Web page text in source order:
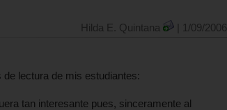
Hilda E. Quintana | 1/09/2006
lectura de mis estudiantes:
tan interesante pues, sinceramente al